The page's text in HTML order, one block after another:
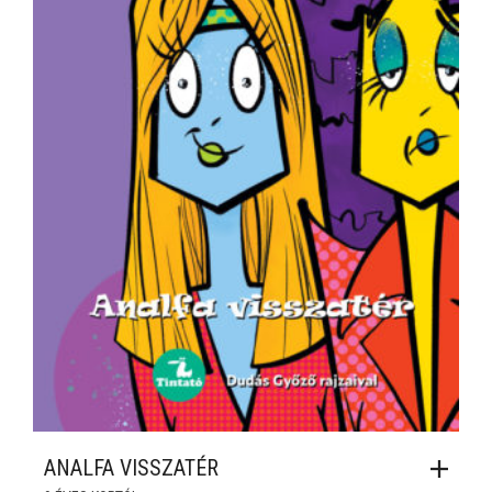
ANALFA VISSZATÉR